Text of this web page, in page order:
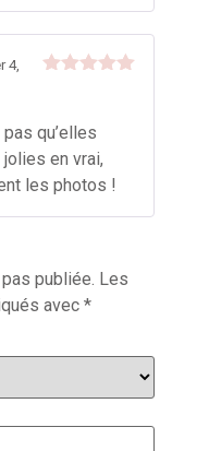
4,
qu’elles
en vrai,
les photos !
publiée. Les
avec *